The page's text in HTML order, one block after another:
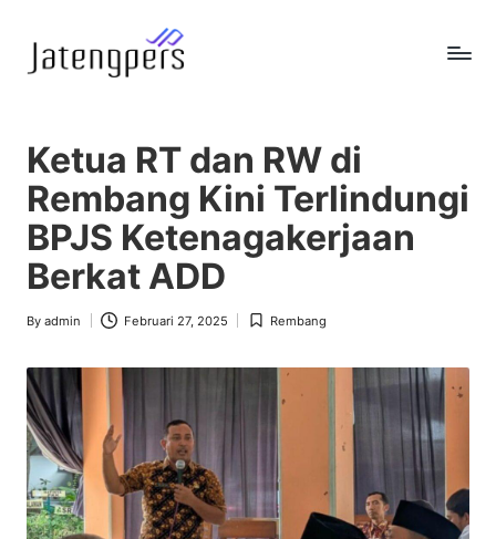
a
t
e
n
g
p
e
r
s
Pemerintah
Ketua RT dan RW di
Rembang Kini Terlindungi
BPJS Ketenagakerjaan
Berkat ADD
Posted
By admin Februari 27, 2025
Posted
Rembang